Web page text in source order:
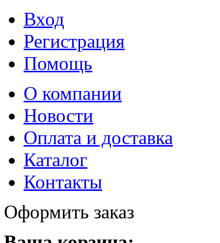
Вход
Регистрация
Помощь
О компании
Новости
Оплата и доставка
Каталог
Контакты
Оформить заказ